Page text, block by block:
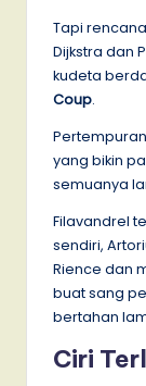
Tapi
Dijkstra dan
kudeta
Coup.
yang bikin
semuanya
Filavandrel
sendiri,
Rience dan
buat sang
bertahan
Ciri